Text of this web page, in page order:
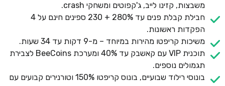
משבצות, קזינו לייב, ג'קפוטים ומשחקי crash.
חבילת קבלת פנים עד 280% + 230 ספינים חינם על 4
הפקדות ראשונות.
משיכות קריפטו מהירות במיוחד – מ-9 דקות עד 34 שעות.
תוכנית VIP עם קאשבק עד 40% ומערכת BeeCoins לצבירת
תגמולים נוספים.
בונוסי רילוד שבועיים, בונוס קריפטו 150% וטורנירים קבועים עם